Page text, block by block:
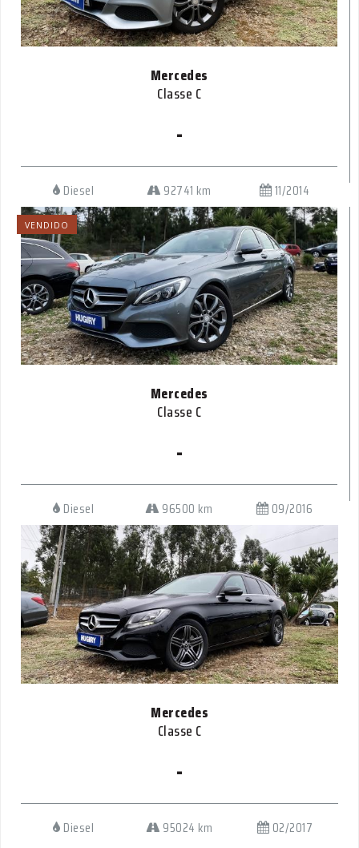
Mercedes
Classe C
-
Diesel 92741 km 11/2014
VENDIDO
Mercedes
Classe C
-
Diesel 96500 km 09/2016
Mercedes
Classe C
-
Diesel 95024 km 02/2017